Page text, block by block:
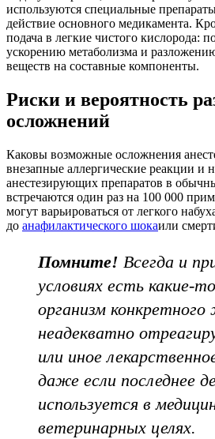
используются специальные
действие основного медикамента.
подача в легкие чистого кислорода:
ускорению метаболизма и
веществ на составные компоненты.
Риски и вероятность
осложнений
Каковы возможные осложнения
внезапные аллергические реакции и
анестезирующих препаратов в
встречаются один раз на 100 000
могут варьироваться от легкого
до анафилактического шокаили
Помните! Всегда и
условиях есть какие-
организм
неадекватно
или иное
даже если последнее
используется в
ветеринарных целях.